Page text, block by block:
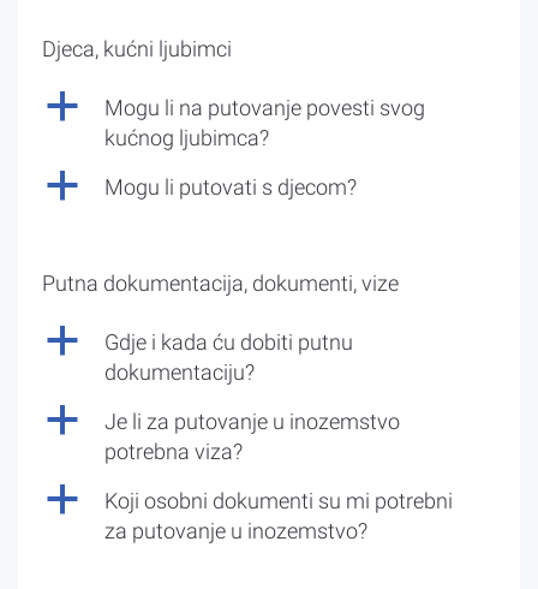
Djeca, kućni ljubimci
a
Mogu li na putovanje povesti svog
kućnog ljubimca?
a Mogu li putovati s djecom?
Putna dokumentacija, dokumenti, vize
a
Gdje i kada ću dobiti putnu
dokumentaciju?
a
Je li za putovanje u inozemstvo
potrebna viza?
a
Koji osobni dokumenti su mi potrebni
za putovanje u inozemstvo?